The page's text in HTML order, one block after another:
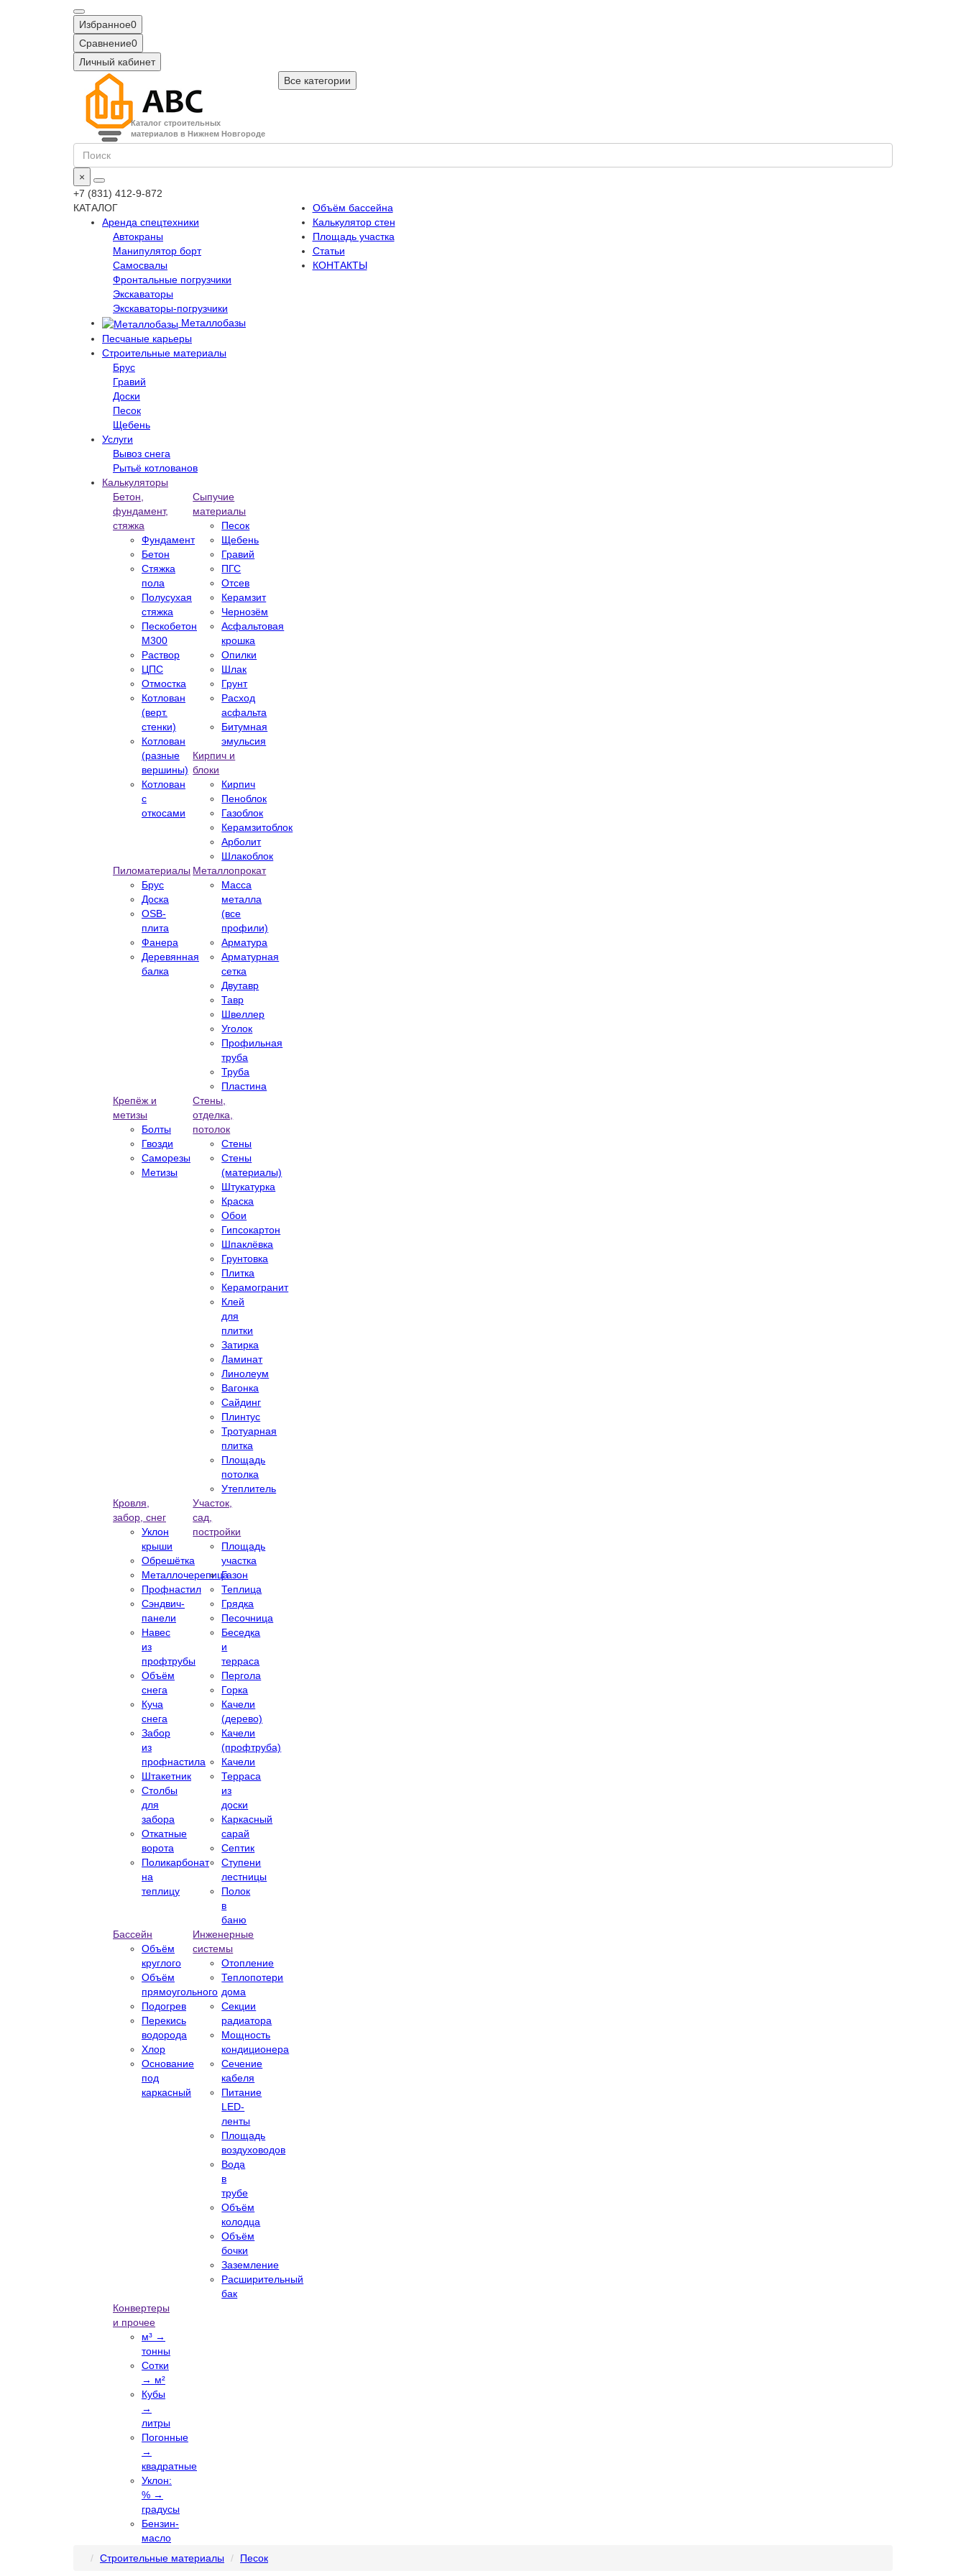
Избранное0
Сравнение0
Личный кабинет
Каталог строительных
материалов в Нижнем Новгороде
Все категории
×
+7 (831) 412-9-872
КАТАЛОГ
Аренда спецтехники
Автокраны
Манипулятор борт
Самосвалы
Фронтальные погрузчики
Экскаваторы
Экскаваторы-погрузчики
Металлобазы
Песчаные карьеры
Строительные материалы
Брус
Гравий
Доски
Песок
Щебень
Услуги
Вывоз снега
Рытьё котлованов
Калькуляторы
Бетон,
фундамент,
стяжка
Фундамент
Бетон
Стяжка
пола
Полусухая
стяжка
Пескобетон
М300
Раствор
ЦПС
Отмостка
Котлован
(верт.
стенки)
Котлован
(разные
вершины)
Котлован
с
откосами
Сыпучие
материалы
Песок
Щебень
Гравий
ПГС
Отсев
Керамзит
Чернозём
Асфальтовая
крошка
Опилки
Шлак
Грунт
Расход
асфальта
Битумная
эмульсия
Кирпич и
блоки
Кирпич
Пеноблок
Газоблок
Керамзитоблок
Арболит
Шлакоблок
Пиломатериалы
Брус
Доска
OSB-
плита
Фанера
Деревянная
балка
Металлопрокат
Масса
металла
(все
профили)
Арматура
Арматурная
сетка
Двутавр
Тавр
Швеллер
Уголок
Профильная
труба
Труба
Пластина
Крепёж и
метизы
Болты
Гвозди
Саморезы
Метизы
Стены,
отделка,
потолок
Стены
Стены
(материалы)
Штукатурка
Краска
Обои
Гипсокартон
Шпаклёвка
Грунтовка
Плитка
Керамогранит
Клей
для
плитки
Затирка
Ламинат
Линолеум
Вагонка
Сайдинг
Плинтус
Тротуарная
плитка
Площадь
потолка
Утеплитель
Кровля,
забор, снег
Уклон
крыши
Обрешётка
Металлочерепица
Профнастил
Сэндвич-
панели
Навес
из
профтрубы
Объём
снега
Куча
снега
Забор
из
профнастила
Штакетник
Столбы
для
забора
Откатные
ворота
Поликарбонат
на
теплицу
Участок,
сад,
постройки
Площадь
участка
Газон
Теплица
Грядка
Песочница
Беседка
и
терраса
Пергола
Горка
Качели
(дерево)
Качели
(профтруба)
Качели
Терраса
из
доски
Каркасный
сарай
Септик
Ступени
лестницы
Полок
в
баню
Бассейн
Объём
круглого
Объём
прямоугольного
Подогрев
Перекись
водорода
Хлор
Основание
под
каркасный
Инженерные
системы
Отопление
Теплопотери
дома
Секции
радиатора
Мощность
кондиционера
Сечение
кабеля
Питание
LED-
ленты
Площадь
воздуховодов
Вода
в
трубе
Объём
колодца
Объём
бочки
Заземление
Расширительный
бак
Конвертеры
и прочее
м³ →
тонны
Сотки
→ м²
Кубы
→
литры
Погонные
→
квадратные
Уклон:
% →
градусы
Бензин-
масло
Объём бассейна
Калькулятор стен
Площадь участка
Статьи
КОНТАКТЫ
Строительные материалы Песок